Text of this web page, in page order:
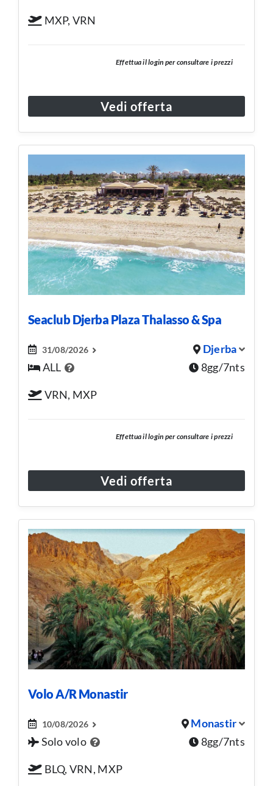
MXP, VRN
Effettua il login per consultare i prezzi
Vedi offerta
Seaclub Djerba Plaza Thalasso & Spa
31/08/2026
Djerba
ALL
8gg/7nts
VRN, MXP
Effettua il login per consultare i prezzi
Vedi offerta
Volo A/R Monastir
10/08/2026
Monastir
Solo volo
8gg/7nts
BLQ, VRN, MXP